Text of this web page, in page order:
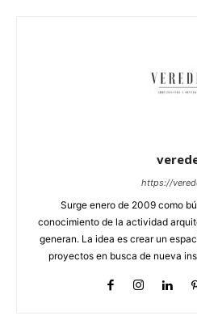
https://
Surge enero de 2009 como
conocimiento de la actividad
generan. La idea es crear un
proyectos en busca de nueva